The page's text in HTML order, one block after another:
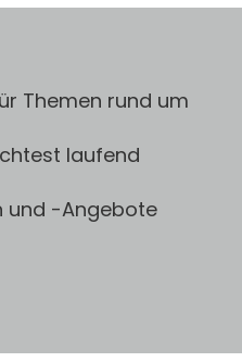
Themen rund um
laufend
und -Angebote